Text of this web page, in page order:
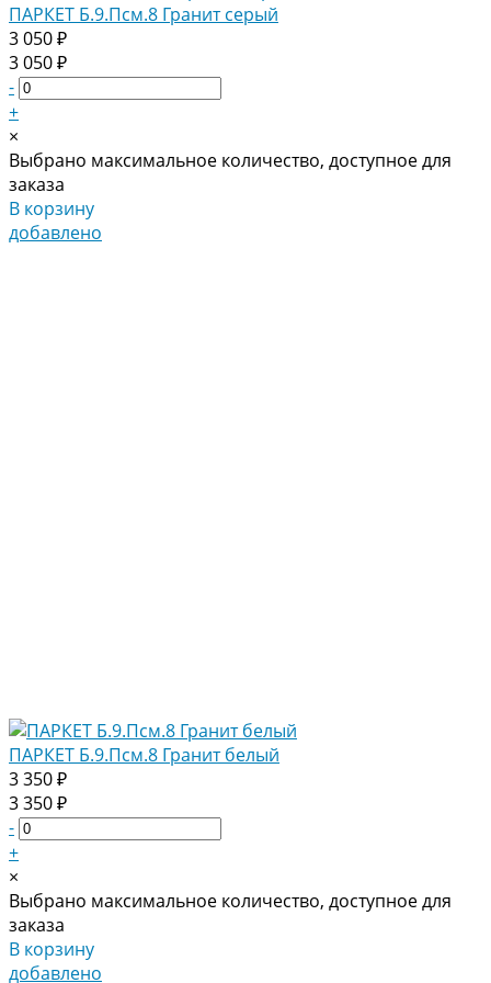
ПАРКЕТ Б.9.Псм.8 Гранит серый
3 050 ₽
3 050 ₽
-
+
×
Выбрано максимальное количество, доступное для
заказа
В корзину
добавлено
ПАРКЕТ Б.9.Псм.8 Гранит белый
3 350 ₽
3 350 ₽
-
+
×
Выбрано максимальное количество, доступное для
заказа
В корзину
добавлено